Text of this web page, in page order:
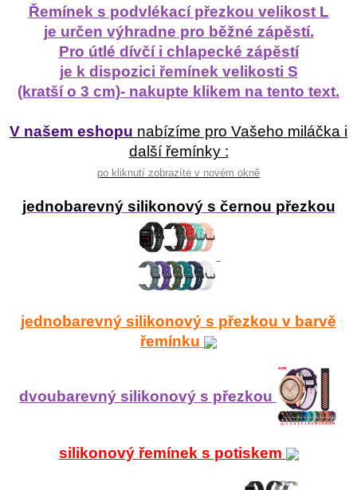
Řemínek s podvlékací přezkou velikost L
je určen výhradne pro běžné zápěstí.
Pro útlé dívčí i chlapecké zápěstí
je k dispozici řemínek velikosti S
(kratší o 3 cm)- nakupte klikem na tento text.
V našem eshopu nabízíme pro Vašeho miláčka i
další řemínky :
po kliknutí zobrazíte v novém okně
jednobarevný silikonový s černou přezkou
jednobarevný silikonový s přezkou v barvě
řemínku
dvoubarevný silikonový s přezkou
silikonový řemínek s potiskem